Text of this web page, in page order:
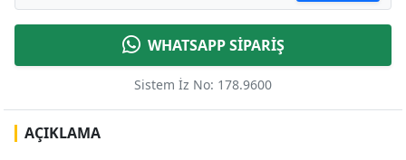
WHATSAPP SİPARİŞ
Sistem İz No: 178.9600
AÇIKLAMA